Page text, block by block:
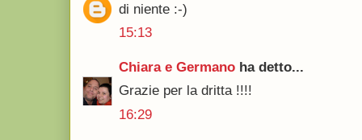
di niente :-)
15:13
Chiara e Germano ha detto...
Grazie per la dritta !!!!
16:29